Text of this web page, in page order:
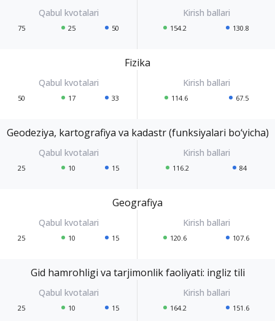
75 25 50 154.2 130.8
Fizika
50 17 33 114.6 67.5
Geodeziya, kartografiya va kadastr (funksiyalari bo‘yicha)
25 10 15 116.2 84
Geografiya
25 10 15 120.6 107.6
Gid hamrohligi va tarjimonlik faoliyati: ingliz tili
25 10 15 164.2 151.6